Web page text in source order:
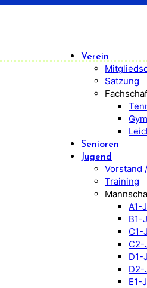
Verein
Satzung
Senioren
Jugend
Vorstand
Training
A1-
B1-
C1-
C2-
D1-
D2-
E1-